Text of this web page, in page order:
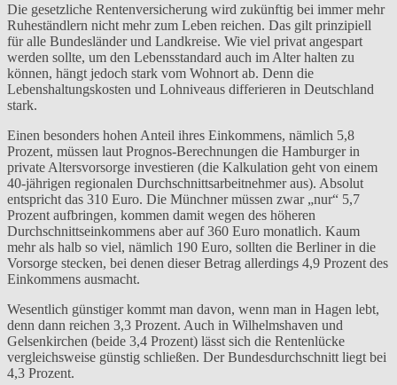
Die gesetzliche Rentenversicherung wird zukünftig bei immer mehr
Ruheständlern nicht mehr zum Leben reichen. Das gilt prinzipiell
für alle Bundesländer und Landkreise. Wie viel privat angespart
werden sollte, um den Lebensstandard auch im Alter halten zu
können, hängt jedoch stark vom Wohnort ab. Denn die
Lebenshaltungskosten und Lohniveaus differieren in Deutschland
stark.
Einen besonders hohen Anteil ihres Einkommens, nämlich 5,8
Prozent, müssen laut Prognos-Berechnungen die Hamburger in
private Altersvorsorge investieren (die Kalkulation geht von einem
40-jährigen regionalen Durchschnittsarbeitnehmer aus). Absolut
entspricht das 310 Euro. Die Münchner müssen zwar „nur“ 5,7
Prozent aufbringen, kommen damit wegen des höheren
Durchschnittseinkommens aber auf 360 Euro monatlich. Kaum
mehr als halb so viel, nämlich 190 Euro, sollten die Berliner in die
Vorsorge stecken, bei denen dieser Betrag allerdings 4,9 Prozent des
Einkommens ausmacht.
Wesentlich günstiger kommt man davon, wenn man in Hagen lebt,
denn dann reichen 3,3 Prozent. Auch in Wilhelmshaven und
Gelsenkirchen (beide 3,4 Prozent) lässt sich die Rentenlücke
vergleichsweise günstig schließen. Der Bundesdurchschnitt liegt bei
4,3 Prozent.